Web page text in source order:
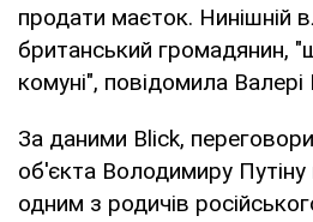
продати маєток. Нинішній
британський громадянин,
комуні", повідомила Валері
За даними Blick,
об'єкта Володимиру
одним з родичів